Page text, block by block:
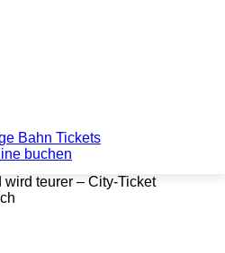
wird teurer – City-Ticket